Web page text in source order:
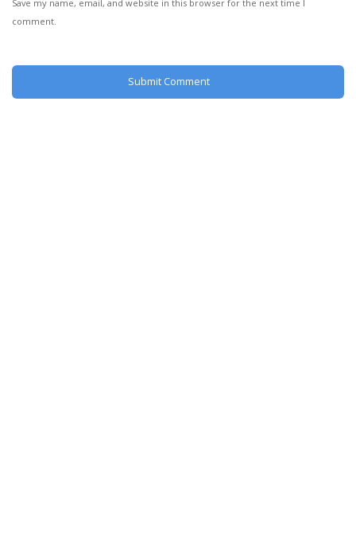
Save my name, email, and website in this browser for the next time I
comment.